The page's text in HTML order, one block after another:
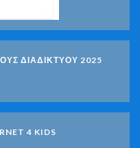
ΔΙΑΔΙΚΤΥΟΥ 2025
4 KIDS